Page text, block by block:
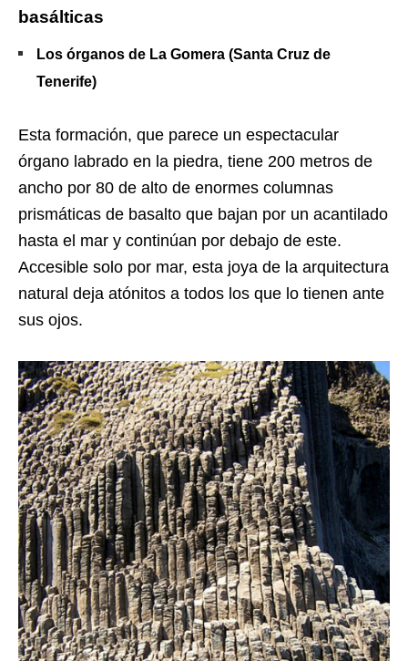
basálticas
Los órganos de La Gomera (Santa Cruz de
Tenerife)
Esta formación, que parece un espectacular
órgano labrado en la piedra, tiene 200 metros de
ancho por 80 de alto de enormes columnas
prismáticas de basalto que bajan por un acantilado
hasta el mar y continúan por debajo de este.
Accesible solo por mar, esta joya de la arquitectura
natural deja atónitos a todos los que lo tienen ante
sus ojos.